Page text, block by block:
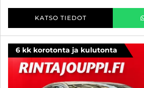
KATSO TIEDOT
6 kk korotonta ja kulutonta